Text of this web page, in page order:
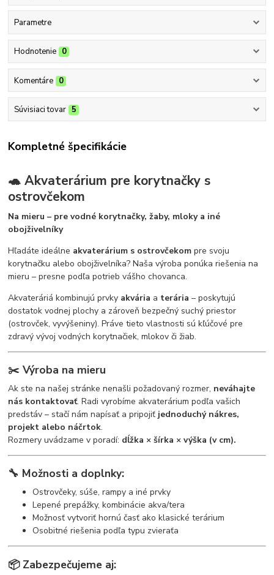
Parametre
Hodnotenie 0
Komentáre 0
Súvisiaci tovar 5
Kompletné špecifikácie
🐢 Akvaterárium pre korytnačky s
ostrovčekom
Na mieru – pre vodné korytnačky, žaby, mloky a iné
obojživelníky
Hľadáte ideálne akvaterárium s ostrovčekom pre svoju
korytnačku alebo obojživelníka? Naša výroba ponúka riešenia na
mieru – presne podľa potrieb vášho chovanca.
Akvateráriá kombinujú prvky akvária a terária – poskytujú
dostatok vodnej plochy a zároveň bezpečný suchý priestor
(ostrovček, vyvýšeniny). Práve tieto vlastnosti sú kľúčové pre
zdravý vývoj vodných korytnačiek, mlokov či žiab.
✂️Výroba na mieru
Ak ste na našej stránke nenašli požadovaný rozmer, neváhajte
nás kontaktovať. Radi vyrobíme akvaterárium podľa vašich
predstáv – stačí nám napísať a pripojiť jednoduchý nákres,
projekt alebo náčrtok.
Rozmery uvádzame v poradí: dĺžka × šírka × výška (v cm).
🔧 Možnosti a doplnky:
Ostrovčeky, súše, rampy a iné prvky
Lepené prepážky, kombinácie akva/tera
Možnosť vytvoriť hornú časť ako klasické terárium
Osobitné riešenia podľa typu zvieraťa
📦 Zabezpečujeme aj: